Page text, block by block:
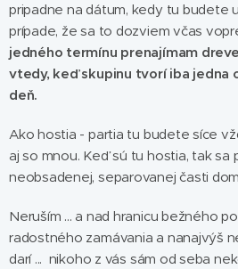
pripadne na dátum, kedy tu budete
prípade, že sa to dozviem včas
jedného termínu prenajímam
vtedy, keď skupinu tvorí iba jedna
deň.
Ako hostia - partia tu budete síce
aj so mnou. Keď sú tu hostia, tak sa
neobsadenej, separovanej časti
Neruším ... a nad hranicu bežného
radostného zamávania a nanajvýš
darí ... nikoho z vás sám od seba